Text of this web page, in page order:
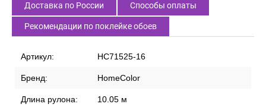
Доставка по России Способы оплаты
Рекомендации по поклейке обоев
Артикул: HC71525-16
Бренд: HomeColor
Длина рулона: 10.05 м